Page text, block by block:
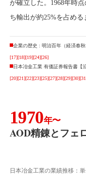
が確立した。1968年時
ち輸出が約25%を占める
企業の歴史 : 明治百年（経済春秋
[17][18][19][24][26]
日本冶金工業 有価証券報告書【沿
[20][21][22][23][25][27][28][29][30]
1970年〜
AOD精錬とフェ
日本冶金工業の業績推移：